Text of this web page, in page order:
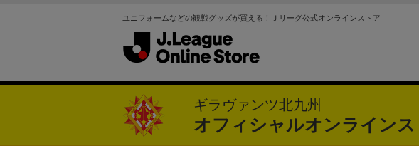
ユニフォームなどの観戦グッズが買える！Ｊリーグ公式オンラインストア
ギラヴァンツ北九州
オフィシャルオンラインス